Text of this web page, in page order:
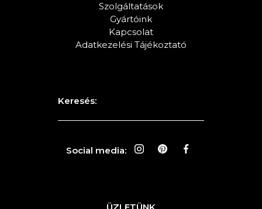
Szolgáltatások
Gyártóink
Kapcsolat
Adatkezelési Tájékoztató
Keresés:
Social media: